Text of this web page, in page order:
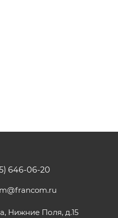
646-06-20
Нижние Поля, д.15